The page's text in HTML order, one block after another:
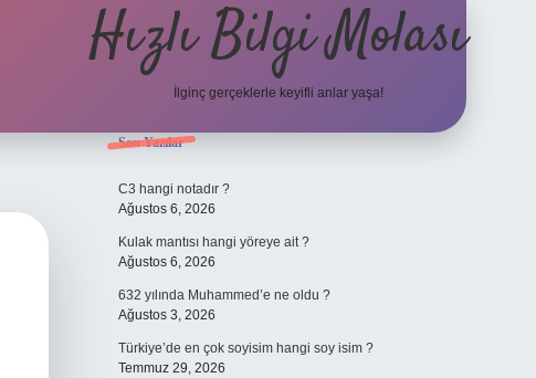
Hızlı Bilgi Molası
İlginç gerçeklerle keyifli anlar yaşa!
Sidebar
Son Yazılar
C3 hangi notadır ?
Ağustos 6, 2026
Kulak mantısı hangi yöreye ait ?
Ağustos 6, 2026
632 yılında Muhammed’e ne oldu ?
Ağustos 3, 2026
Türkiye’de en çok soyisim hangi soy isim ?
Temmuz 29, 2026